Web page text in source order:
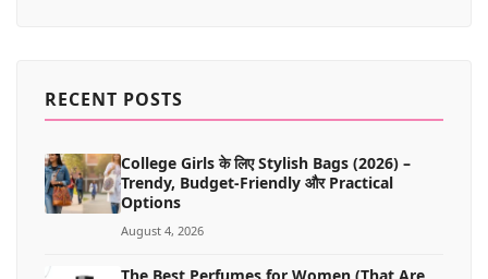
RECENT POSTS
College Girls के लिए Stylish Bags (2026) –
Trendy, Budget-Friendly और Practical
Options
August 4, 2026